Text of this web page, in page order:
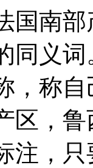
国南
同义
，称
区，
注，只